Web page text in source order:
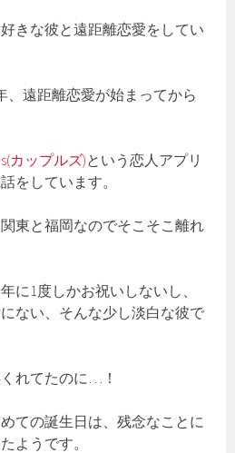
きな彼と遠距離恋愛をしてい
、遠距離恋愛が始まってから
カップルズ)という恋人アプリ
をしています。
東と福岡なのでそこそこ離れ
に1度しかお祝いしないし、
ない、そんな少し淡白な彼で
れてたのに…！
ての誕生日は、残念なことに
ようです。